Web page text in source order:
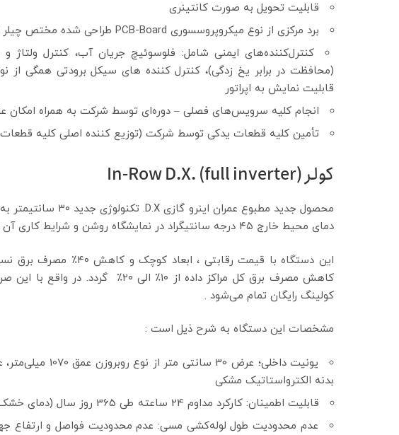
قابلیت تحویل به صورت کانتینری
برد مرکزی از نوع میکروپروسسوری PCB-Board طراحی شده مختص چیلر دیتاسنتر
کنترل‌کننده‌های ایمنی شامل: فلوسوئیچ جریان آب، کنترل ولتاژ و
(محافظت در برابر یخ زدگی)، کنترل کننده های سیکل برودتی همگی از
قابلیت نمایش به اپراتور
انجام کلیه سرویس‌های فصلی – دوره‌ای توسط شرکت به همراه امکان
تأمین کلیه قطعات یدکی توسط شرکت (توزیع کننده اصلی کلیه قطعات
کولر In-Row D.X. (full inverter)
دمای محیط خارج ۴۵ درجه سانتیگراد در نمایشگاه روشن و شرایط کاری آن در حالت live نمایش داده شد .
این دستگاه با قیمت
کاهش مصرف برق کل مراکز داده از ۱۰٪
کولینگ رایگان تمام می‌شود .
مشخصات این دستگاه به شرح ذیل است :
بدنه الکترواستاتیک مشکی
قابلیت اطمینان: کارکرد مداوم 24 ساعته طی 365 روز سال (دمای خشک هوای خارج از -20 تا +55 درجه سانتی‌گراد)
عدم محدودیت طول لوله‌کشی مسی: عدم محدودیت فواصل و ارتفاع